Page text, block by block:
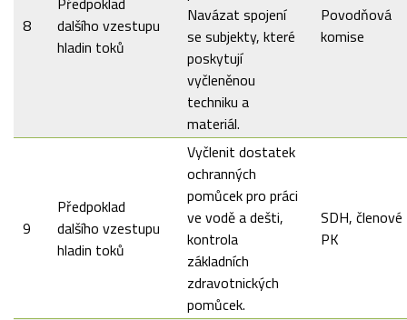
8
dalšího vzestupu
hladin toků
Navázat spojení
se subjekty, které
poskytují
vyčleněnou
techniku a
materiál.
Povodňová
komise
9
Předpoklad
dalšího vzestupu
hladin toků
Vyčlenit dostatek
ochranných
pomůcek pro práci
ve vodě a dešti,
kontrola
základních
zdravotnických
pomůcek.
SDH, členové
PK